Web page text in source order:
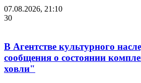
07.08.2026, 21:10
30
В Агентстве культурного
сообщения о состоянии
ховли"